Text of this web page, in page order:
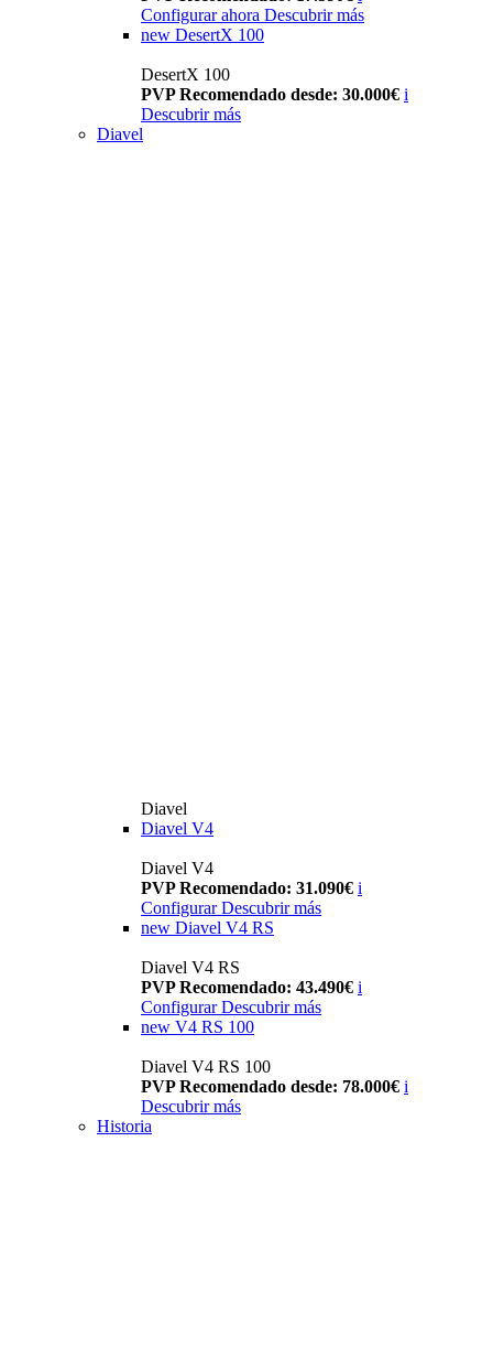
Configurar ahora Descubrir más
new DesertX 100
DesertX 100
PVP Recomendado desde: 30.000€ i
Descubrir más
Diavel
Diavel
Diavel V4
Diavel V4
PVP Recomendado: 31.090€ i
Configurar Descubrir más
new Diavel V4 RS
Diavel V4 RS
PVP Recomendado: 43.490€ i
Configurar Descubrir más
new V4 RS 100
Diavel V4 RS 100
PVP Recomendado desde: 78.000€ i
Descubrir más
Historia